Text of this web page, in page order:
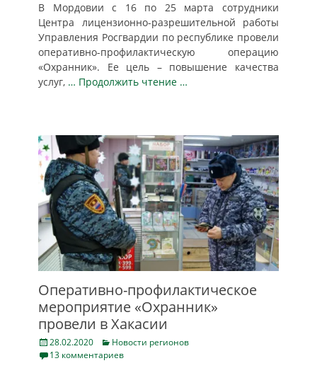
В Мордовии с 16 по 25 марта сотрудники
Центра лицензионно-разрешительной работы
Управления Росгвардии по республике провели
оперативно-профилактическую операцию
«Охранник». Ее цель – повышение качества
услуг, … Продолжить чтение …
Оперативно-профилактическое
мероприятие «Охранник»
провели в Хакасии
Posted
on
28.02.2020 Categories
Новости регионов
13 комментариев